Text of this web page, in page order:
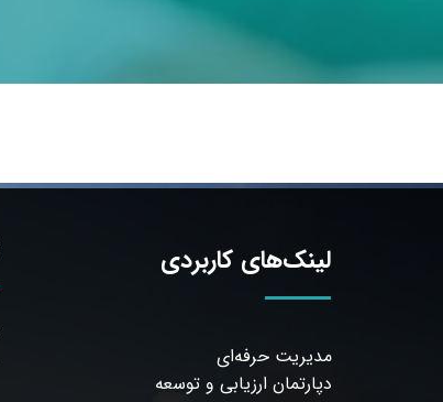
لینک‌های کاربردی
مدیریت حرفه‌ای
دپارتمان ارزیابی و توسعه